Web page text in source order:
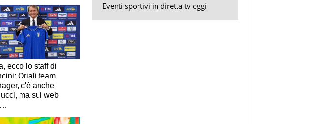
Eventi sportivi in diretta tv oggi